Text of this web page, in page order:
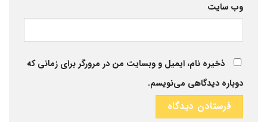
وب‌ سایت
ذخیره نام، ایمیل و وبسایت من در مرورگر برای زمانی که
دوباره دیدگاهی می‌نویسم.